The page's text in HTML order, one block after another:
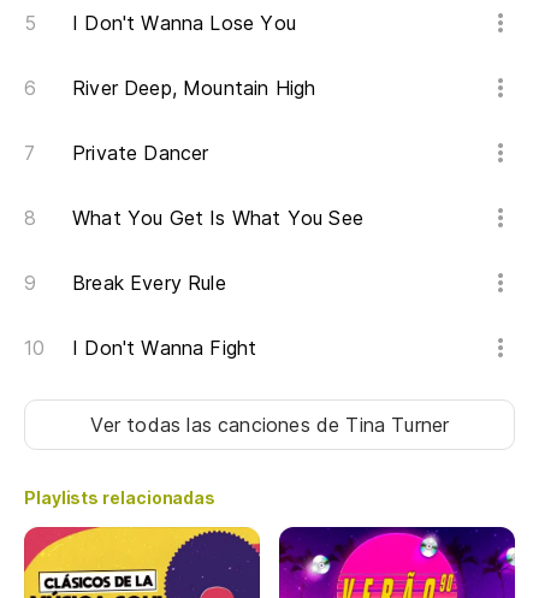
I Don't Wanna Lose You
River Deep, Mountain High
Private Dancer
What You Get Is What You See
Break Every Rule
I Don't Wanna Fight
Ver todas las canciones de Tina Turner
Playlists relacionadas